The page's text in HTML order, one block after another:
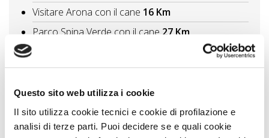
Questo sito web utilizza i cookie
Il sito utilizza cookie tecnici e cookie di profilazione e
analisi di terze parti. Puoi decidere se e quali cookie
Visitare Arona con il cane 16 Km
Parco Spina Verde con il cane 27 Km
Vedi tutti
Il lago Maggiore e i suoi borghi alla scoperta della
sponda piemontese27 Km
Le aree naturali più suggestive con il cane